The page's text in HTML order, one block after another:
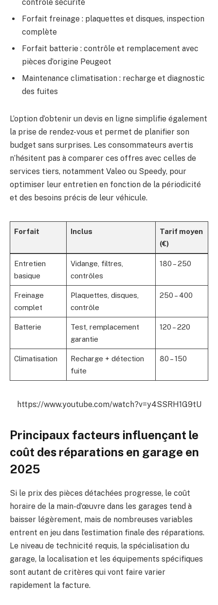
contrôle sécurité
Forfait freinage : plaquettes et disques, inspection
complète
Forfait batterie : contrôle et remplacement avec
pièces d’origine Peugeot
Maintenance climatisation : recharge et diagnostic
des fuites
L’option d’obtenir un devis en ligne simplifie également
la prise de rendez-vous et permet de planifier son
budget sans surprises. Les consommateurs avertis
n’hésitent pas à comparer ces offres avec celles de
services tiers, notamment Valeo ou Speedy, pour
optimiser leur entretien en fonction de la périodicité
et des besoins précis de leur véhicule.
Forfait Inclus
Tarif moyen
(€)
Entretien
basique
Vidange, filtres,
contrôles
180 – 250
Freinage
complet
Plaquettes, disques,
contrôle
250 – 400
Batterie
Test, remplacement
garantie
120 – 220
Climatisation
Recharge + détection
fuite
80 – 150
https://www.youtube.com/watch?v=y4SSRH1G9tU
Principaux facteurs influençant le
coût des réparations en garage en
2025
Si le prix des pièces détachées progresse, le coût
horaire de la main-d’œuvre dans les garages tend à
baisser légèrement, mais de nombreuses variables
entrent en jeu dans l’estimation finale des réparations.
Le niveau de technicité requis, la spécialisation du
garage, la localisation et les équipements spécifiques
sont autant de critères qui vont faire varier
rapidement la facture.